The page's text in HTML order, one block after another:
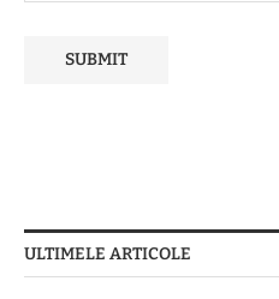
ULTIMELE ARTICOLE